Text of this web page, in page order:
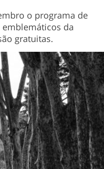
o programa de
emblemáticos da
gratuitas.